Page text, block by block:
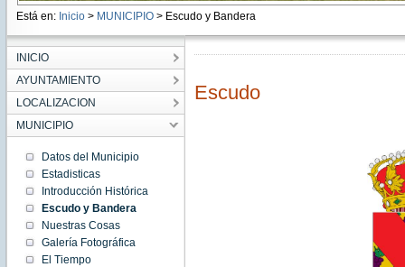
Está en: Inicio > MUNICIPIO> Escudo y Bandera
INICIO
AYUNTAMIENTO
LOCALIZACION
MUNICIPIO
Datos del Municipio
Estadisticas
Introducción Histórica
Escudo y Bandera
Nuestras Cosas
Galería Fotográfica
El Tiempo
Escudo